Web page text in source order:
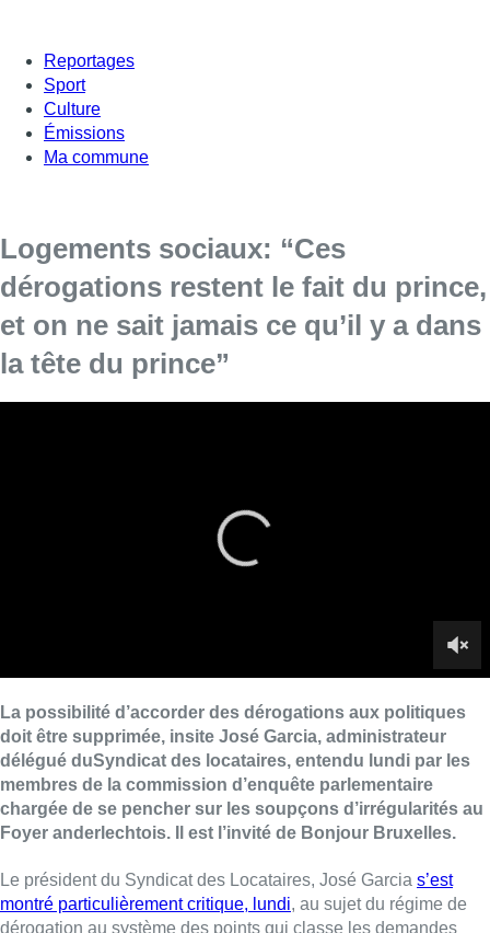
Reportages
Sport
Culture
Émissions
Ma commune
Logements sociaux: “Ces
dérogations restent le fait du prince,
et on ne sait jamais ce qu’il y a dans
la tête du prince”
chargée de se pencher sur les soupçons d’irrégularités au
Foyer anderlechtois. Il est l’invité de Bonjour Bruxelles.
dérogation au système des points qui classe les demandes
l’administrateur délégué, il faut donc soit supprimer l’article 33
de l’arrêté du 26 septembre 1996 permettant aux Sociétés
Immobilières de Service Public (SISP) de déroger à la liste des
candidats locataires en fonction des points pour des raisons
sociales urgentes qui est potentiellement générateur d’une
dérive clientéliste, soit faire en sorte que l’acteur politique
n’intervient qu’au niveau du Conseil d’Administration de la
“Il faut mettre en place un système qui échappe aux
responsables des sociétés“, explique-t-il dans Bonjour